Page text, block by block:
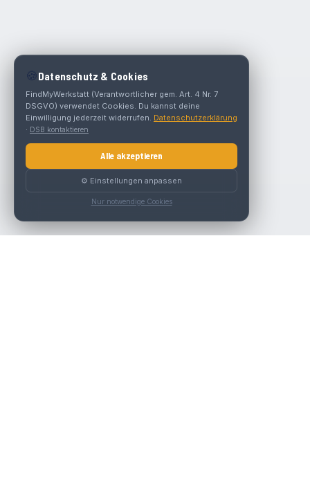
🍪 Datenschutz & Cookies
FindMyWerkstatt (Verantwortlicher gem. Art. 4 Nr. 7
DSGVO) verwendet Cookies. Du kannst deine
Einwilligung jederzeit widerrufen. Datenschutzerklärung
· DSB kontaktieren
Alle akzeptieren
⚙️ Einstellungen anpassen
Nur notwendige Cookies